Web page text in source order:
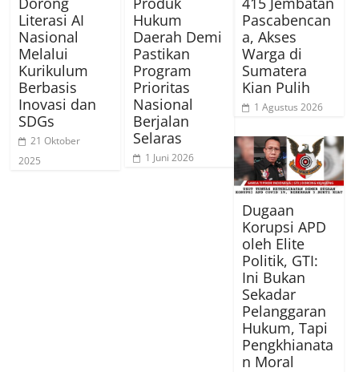
Literasi AI
Nasional
Melalui
Kurikulum
Berbasis
Inovasi dan
SDGs
21 Oktober
2025
Hukum
Daerah Demi
Pastikan
Program
Prioritas
Nasional
Berjalan
Selaras
1 Juni 2026
Pascabencan
a, Akses
Warga di
Sumatera
Kian Pulih
1 Agustus 2026
Dugaan
Korupsi APD
oleh Elite
Politik, GTI:
Ini Bukan
Sekadar
Pelanggaran
Hukum, Tapi
Pengkhianata
n Moral